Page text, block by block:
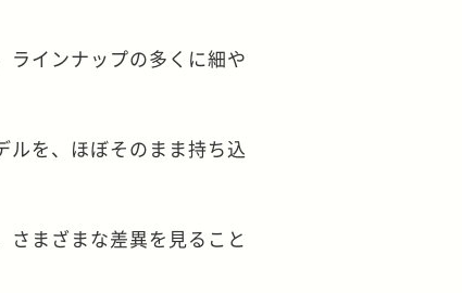
ラインナップの多くに細や
ルを、ほぼそのまま持ち込
まざまな差異を見ること